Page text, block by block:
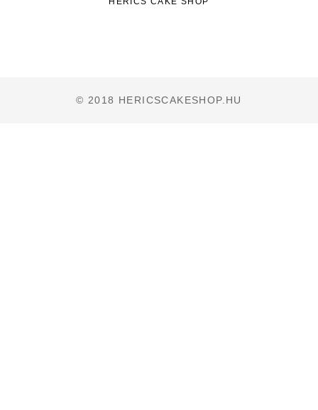
© 2018 HERICSCAKESHOP.HU